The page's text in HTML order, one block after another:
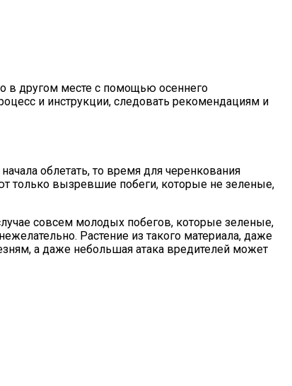
в другом месте с помощью осеннего
и инструкции, следовать рекомендациям и
облетать, то время для черенкования
только вызревшие побеги, которые не зеленые,
совсем молодых побегов, которые зеленые,
Растение из такого материала, даже
а даже небольшая атака вредителей может